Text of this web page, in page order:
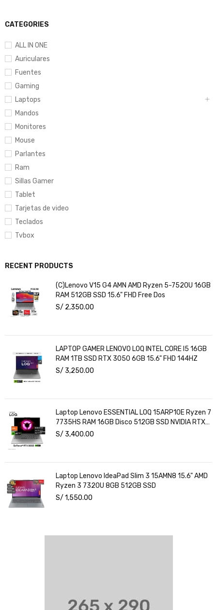
CATEGORIES
ALL IN ONE
Auriculares
Fuentes
Gaming
Laptops
Mandos
Monitores
Mouse
Parlantes
Ram
Sillas Gamer
Tablet
Tarjetas de video
Teclados
Tvbox
RECENT PRODUCTS
(C)Lenovo V15 G4 AMN AMD Ryzen 5-7520U 16GB
RAM 512GB SSD 15.6" FHD Free Dos
S/ 2,350.00
LAPTOP GAMER LENOVO LOQ INTEL CORE I5 16GB
RAM 1TB SSD RTX 3050 6GB 15.6" FHD 144HZ
S/ 3,250.00
Laptop Lenovo ESSENTIAL LOQ 15ARP10E Ryzen 7
7735HS RAM 16GB Disco 512GB SSD NVIDIA RTX
3050 6GB 15.6" FHD Windows 11
S/ 3,400.00
Laptop Lenovo IdeaPad Slim 3 15AMN8 15.6" AMD
Ryzen 3 7320U 8GB 512GB SSD
S/ 1,550.00